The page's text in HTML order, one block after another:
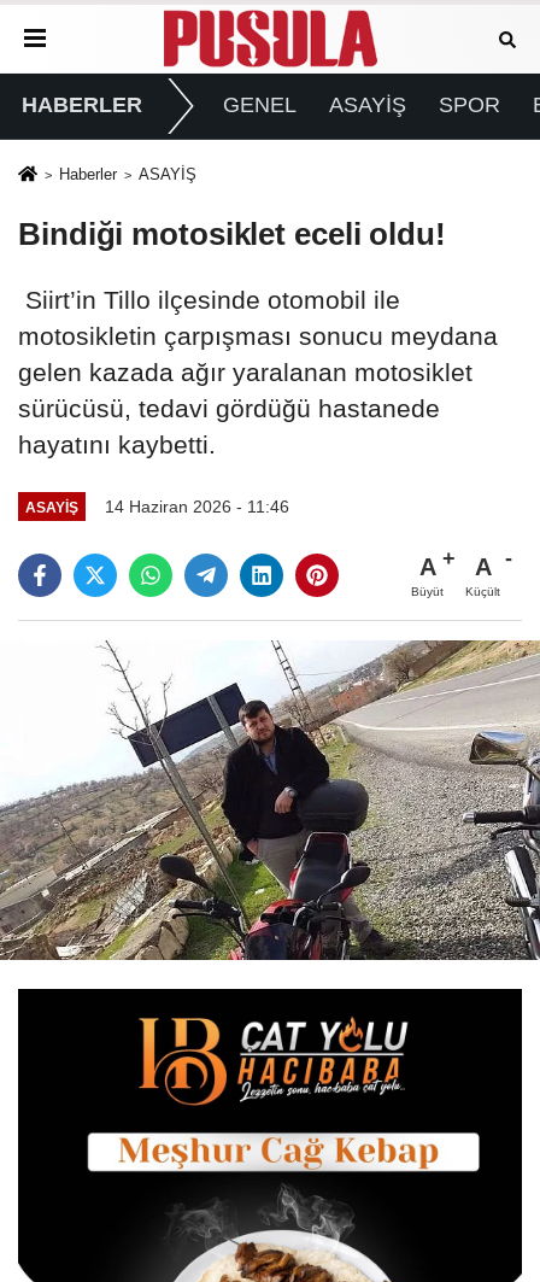
HABERLER GENEL ASAYİŞ SPOR
Haberler ASAYİŞ
Bindiği motosiklet eceli oldu!
Siirt’in Tillo ilçesinde otomobil ile
motosikletin çarpışması sonucu meydana
gelen kazada ağır yaralanan motosiklet
sürücüsü, tedavi gördüğü hastanede
hayatını kaybetti.
ASAYİŞ 14 Haziran 2026 - 11:46
A
Büyüt
A
Küçült